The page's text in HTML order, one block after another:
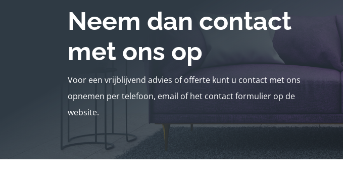
Neem dan contact
met ons op
Voor een vrijblijvend advies of offerte kunt u contact met ons
opnemen per telefoon, email of het contact formulier op de
website.